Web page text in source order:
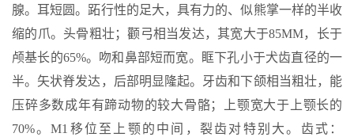
腺。耳短圆。跖行性的足大，具有力的、似熊掌一样的半收
缩的爪。头骨粗壮；颧弓相当发达，其宽大于85MM，长于
颅基长的65%。吻和鼻部短而宽。眶下孔小于犬齿直径的一
半。矢状脊发达，后部明显隆起。牙齿和下颌相当粗壮，能
压碎多数成年有蹄动物的较大骨骼；上颚宽大于上颚长的
70%。M1移位至上颚的中间，裂齿对特别大。齿式：